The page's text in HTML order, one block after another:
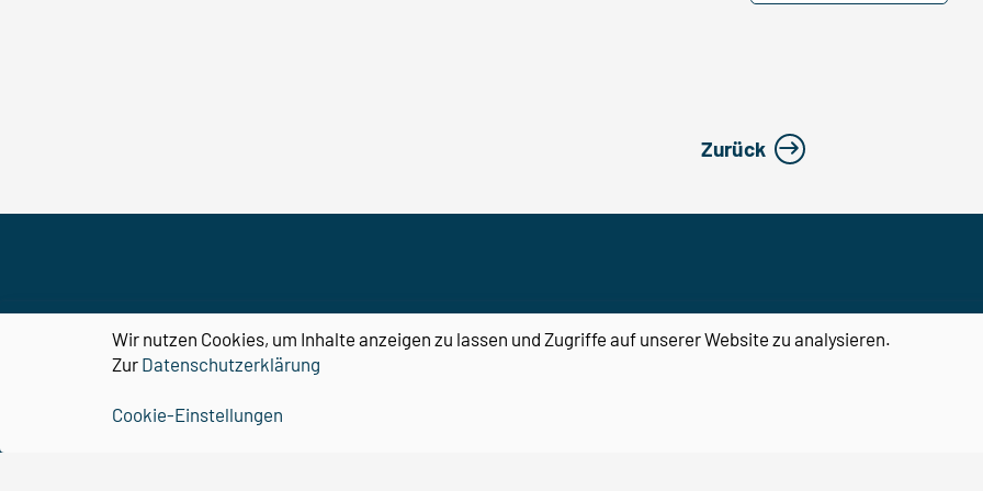
Zurück
CBBS
Center for Behavioral Brain
Wir nutzen Cookies, um Inhalte anzeigen zu lassen und Zugriffe auf unserer Website zu analysieren.
Zur Datenschutzerklärung
Cookie-Einstellungen